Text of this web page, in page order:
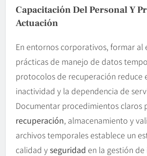
Capacitación Del Personal Y
Actuación
En entornos corporativos, formar al
prácticas de manejo de datos
protocolos de recuperación reduce
inactividad y la dependencia de
Documentar procedimientos claros
recuperación, almacenamiento y
archivos temporales establece un
calidad yseguridad en la gestión